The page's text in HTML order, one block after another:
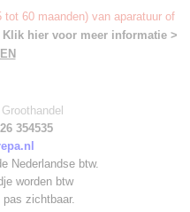
tot 60 maanden) van aparatuur of
Klik hier voor meer informatie >
Groothandel
354535
Nederlandse btw.
worden btw
zichtbaar.